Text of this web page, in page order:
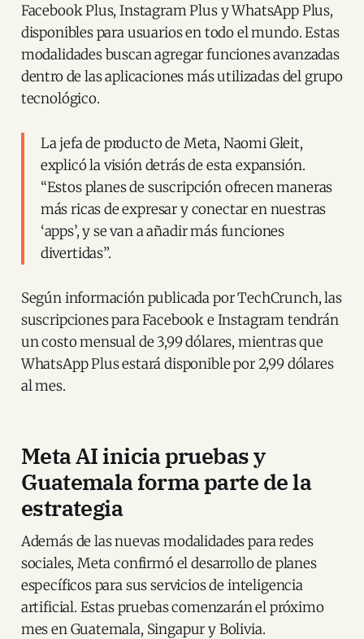
Facebook Plus, Instagram Plus y WhatsApp Plus,
disponibles para usuarios en todo el mundo. Estas
modalidades buscan agregar funciones avanzadas
dentro de las aplicaciones más utilizadas del grupo
tecnológico.
La jefa de producto de Meta, Naomi Gleit,
explicó la visión detrás de esta expansión.
“Estos planes de suscripción ofrecen maneras
más ricas de expresar y conectar en nuestras
‘apps’, y se van a añadir más funciones
divertidas”.
Según información publicada por TechCrunch, las
suscripciones para Facebook e Instagram tendrán
un costo mensual de 3,99 dólares, mientras que
WhatsApp Plus estará disponible por 2,99 dólares
al mes.
Meta AI inicia pruebas y
Guatemala forma parte de la
estrategia
Además de las nuevas modalidades para redes
sociales, Meta confirmó el desarrollo de planes
específicos para sus servicios de inteligencia
artificial. Estas pruebas comenzarán el próximo
mes en Guatemala, Singapur y Bolivia.